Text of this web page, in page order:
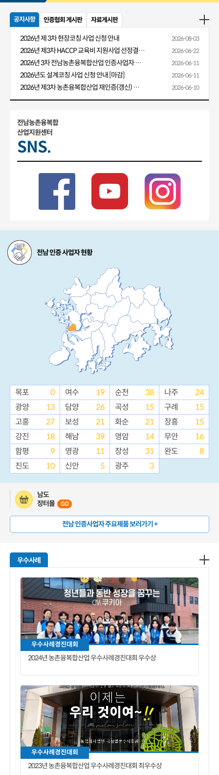
공지사항 인증협회 게시판 자료게시판
2026년 제 3차 현장코칭 사업 신청 안내 2026-08-03
2026년 제3차 HACCP 교육비 지원사업 선정결과 알림 2026-06-22
2026년 3차 전남농촌융복합산업 인증사업자 HACCP 교육비 지원 안내 2026-06-11
2026년도 설계코칭 사업 신청 안내 [마감] 2026-06-11
2026년 제3차 농촌융복합산업 재인증(갱신) 신청 안내 2026-06-10
전남농촌융복합
산업지원센터
SNS.
전남 인증 사업자 현황
목포 0 여수 19 순천 38 나주
24
광양
13 담양 26 곡성 15 구례
15
고흥
27 보성 21 화순 21 장흥
15
강진
18 해남 39 영암 14 무안
16
함평
9 영광 11 장성 31 완도
8
진도
10 신안 5 광주 3
남도
장터몰
GO
전남 인증사업자 주요제품 보러가기 +
우수사례
우수사례경진대회
2024년 농촌융복합산업 우수사례경진대회 우수상
우수사례경진대회
2023년 농촌융복합산업 우수사례경진대회 최우수상